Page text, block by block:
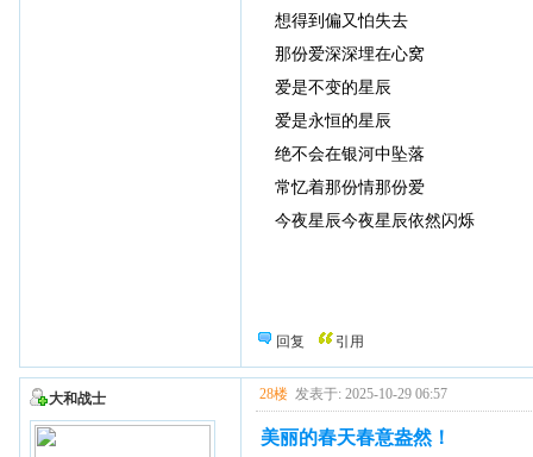
想得到偏又怕失去
那份爱深深埋在心窝
爱是不变的星辰
爱是永恒的星辰
绝不会在银河中坠落
常忆着那份情那份爱
今夜星辰今夜星辰依然闪烁
回复 引用
大和战士 28楼 发表于: 2025-10-29 06:57
美丽的春天春意盎然！